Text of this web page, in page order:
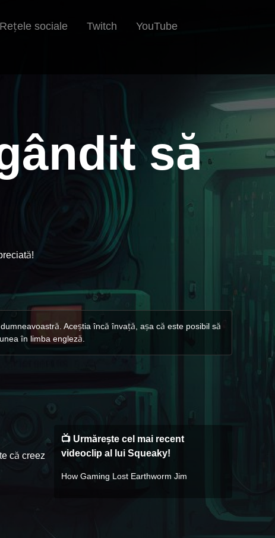
Rețele sociale Twitch
YouTube
să
Aceștia încă învață, așa că este posibil să
în limba engleză.
că creez
📺 Urmărește cel mai recent
videoclip al lui Squeaky!
How Gaming Lost Earthworm Jim